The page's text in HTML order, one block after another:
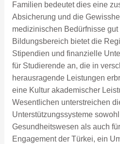
Familien bedeutet dies eine
Absicherung und die
medizinischen Bedürfnisse gut
Bildungsbereich bietet die
Stipendien und finanzielle
für Studierende an, die in
herausragende Leistungen
eine Kultur akademischer
Wesentlichen unterstreichen
Unterstützungssysteme
Gesundheitswesen als auch
Engagement der Türkei, ein